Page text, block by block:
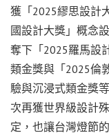
獲「2025繆思設計
國設計大獎」概念
奪下「2025羅馬設
類金獎與「2025倫
驗與沉浸式類金獎
次再獲世界級設計
定，也讓台灣燈節